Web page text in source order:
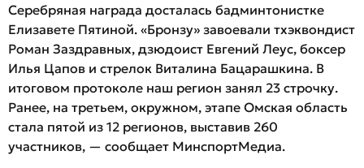
Серебряная награда досталась бадминтонистке
Елизавете Пятиной. «Бронзу» завоевали тхэквондист
Роман Заздравных, дзюдоист Евгений Леус, боксер
Илья Цапов и стрелок Виталина Бацарашкина. В
итоговом протоколе наш регион занял 23 строчку.
Ранее, на третьем, окружном, этапе Омская область
стала пятой из 12 регионов, выставив 260
участников, — сообщает МинспортМедиа.